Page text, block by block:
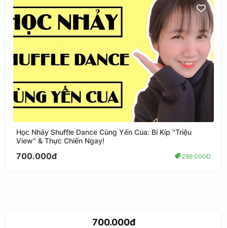
Học Nhảy Shuffle Dance Cùng Yến Cua: Bí Kíp "Triệu
View" & Thực Chiến Ngay!
700.000đ 299.000Đ
700.000đ